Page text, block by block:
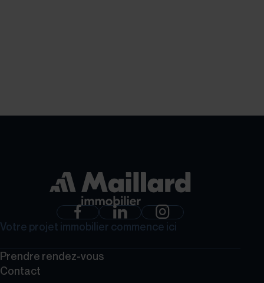
Votre projet immobilier commence ici
Prendre rendez-vous
Contact